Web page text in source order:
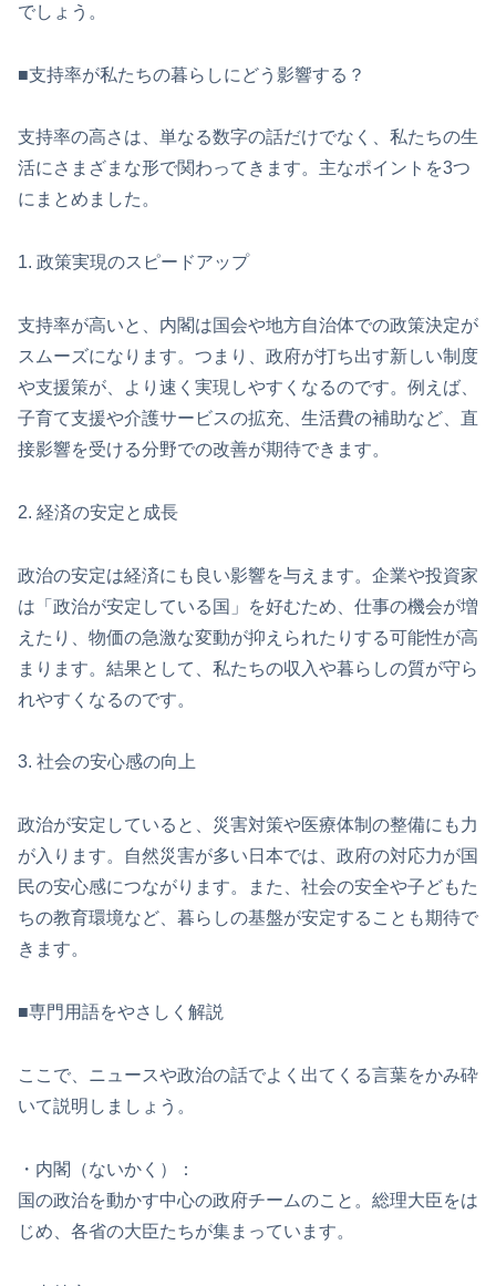
でしょう。
■支持率が私たちの暮らしにどう影響する？
支持率の高さは、単なる数字の話だけでなく、私たちの生
活にさまざまな形で関わってきます。主なポイントを3つ
にまとめました。
1. 政策実現のスピードアップ
支持率が高いと、内閣は国会や地方自治体での政策決定が
スムーズになります。つまり、政府が打ち出す新しい制度
や支援策が、より速く実現しやすくなるのです。例えば、
子育て支援や介護サービスの拡充、生活費の補助など、直
接影響を受ける分野での改善が期待できます。
2. 経済の安定と成長
政治の安定は経済にも良い影響を与えます。企業や投資家
は「政治が安定している国」を好むため、仕事の機会が増
えたり、物価の急激な変動が抑えられたりする可能性が高
まります。結果として、私たちの収入や暮らしの質が守ら
れやすくなるのです。
3. 社会の安心感の向上
政治が安定していると、災害対策や医療体制の整備にも力
が入ります。自然災害が多い日本では、政府の対応力が国
民の安心感につながります。また、社会の安全や子どもた
ちの教育環境など、暮らしの基盤が安定することも期待で
きます。
■専門用語をやさしく解説
ここで、ニュースや政治の話でよく出てくる言葉をかみ砕
いて説明しましょう。
・内閣（ないかく）：
国の政治を動かす中心の政府チームのこと。総理大臣をは
じめ、各省の大臣たちが集まっています。